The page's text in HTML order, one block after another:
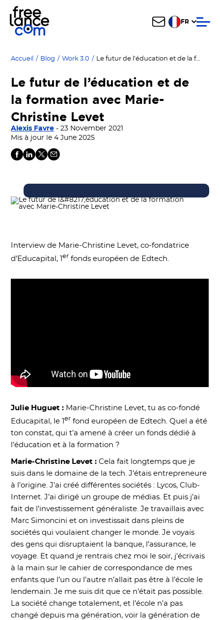
FR
Accueil / Blog / Work 3.0 / Le futur de l’éducation et de la formation avec Marie-Christine Levet
Le futur de l’éducation et de
la formation avec Marie-
Christine Levet
Alexis Favre - 23 November 2021
Mis à jour le 4 June 2025
Interview de Marie-Christine Levet, co-fondatrice
d’Educapital, 1er fonds européen de Edtech.
Julie Huguet : Marie-Christine Levet, tu as co-fondé
Educapital, le 1er fond européen de Edtech. Quel a été
ton constat, qui t’a amené à créer un fonds dédié à
l’éducation et à la formation ?
Marie-Christine Levet : Cela fait longtemps que je
suis dans le domaine de la tech. J’étais entrepreneure
à l’origine. J’ai créé différentes sociétés : Lycos, Club-
Internet. J’ai dirigé un groupe de médias. Et puis j’ai
fait de l’investissement généraliste. Je travaillais avec
Marc Simoncini et on investissait dans pleins de
sociétés qui voulaient changer le monde. Je voyais
des gens qui disruptaient la banque, l’assurance, le
voyage. Et quand je rentrais chez moi le soir, j’écrivais
à la main sur le cahier de correspondance de mes
enfants que l’un ou l’autre n’allait pas être à l’école le
lendemain. Je me suis dit que ce n’était pas possible.
La société change totalement, et l’école n’a pas
changé depuis ma génération, voir la génération de